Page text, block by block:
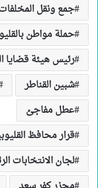
جمع ونقل المخلفات
حملة مواطن
رئيس هيئة قضايا
شبين القناطر
عطل مفاجئ
قرار محافظ
لجان الانتخابات